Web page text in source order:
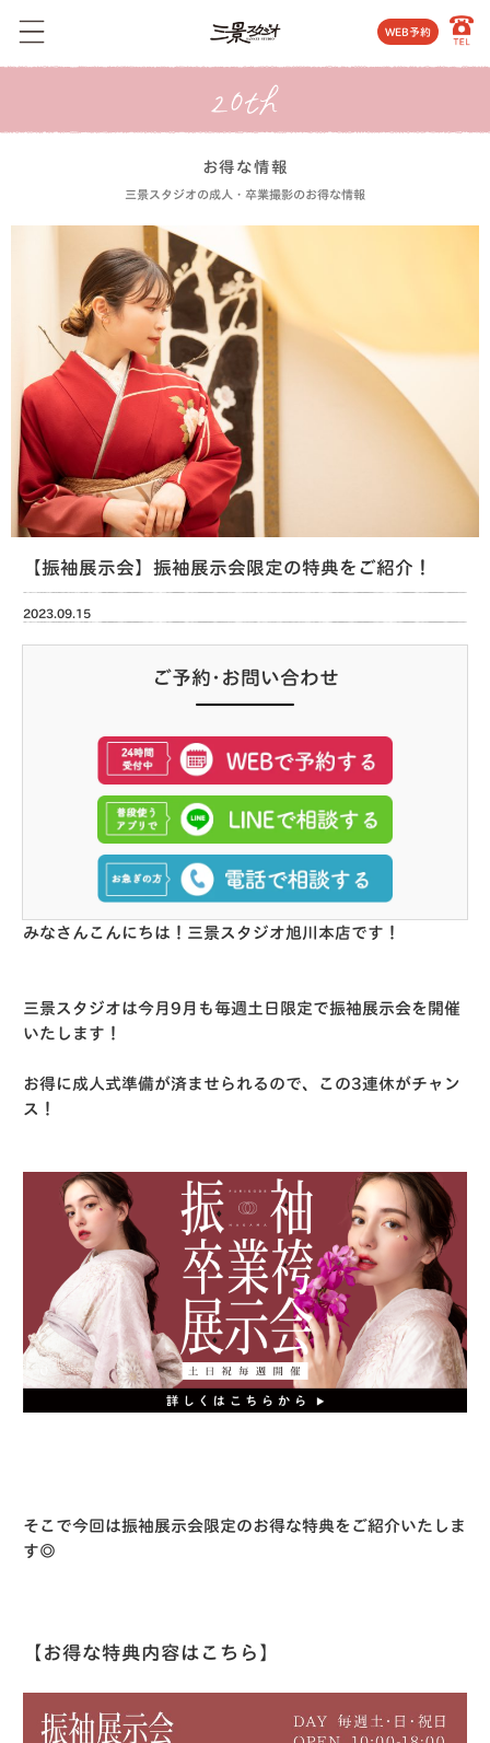
WEB予約
お得な情報
三景スタジオの成人・卒業撮影のお得な情報
【振袖展示会】振袖展示会限定の特典をご紹介！
2023.09.15
ご予約･お問い合わせ
みなさんこんにちは！三景スタジオ旭川本店です！
三景スタジオは今月9月も毎週土日限定で振袖展示会を開催
いたします！
お得に成人式準備が済ませられるので、この3連休がチャン
ス！
そこで今回は振袖展示会限定のお得な特典をご紹介いたしま
す◎
【お得な特典内容はこちら】